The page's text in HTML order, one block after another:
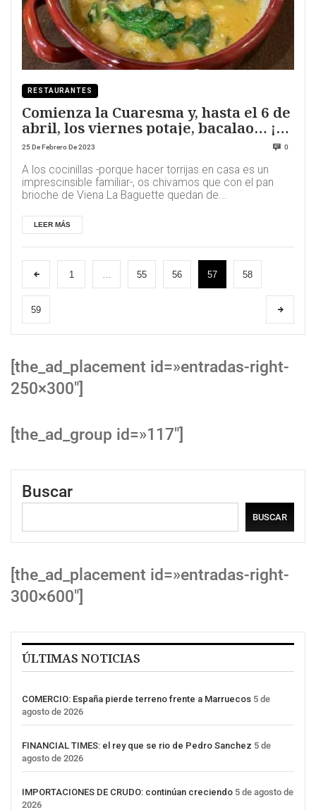
RESTAURANTES
Comienza la Cuaresma y, hasta el 6 de
abril, los viernes potaje, bacalao… ¡y
torrijas!
25 De Febrero De 2023 0
A los cocinillas -porque hacer torrijas en casa es un
imprescinsible familiar-, os chivamos que con el pan
brioche de Viena La Baguette quedan de...
LEER MÁS
1 55 56 57 58
59
[the_ad_placement id=»entradas-right-
250×300″]
[the_ad_group id=»117″]
Buscar
BUSCAR
[the_ad_placement id=»entradas-right-
300×600″]
ÚLTIMAS NOTICIAS
COMERCIO: España pierde terreno frente a Marruecos 5 de
agosto de 2026
FINANCIAL TIMES: el rey que se rio de Pedro Sanchez 5 de
agosto de 2026
IMPORTACIONES DE CRUDO: continúan creciendo 5 de agosto de
2026